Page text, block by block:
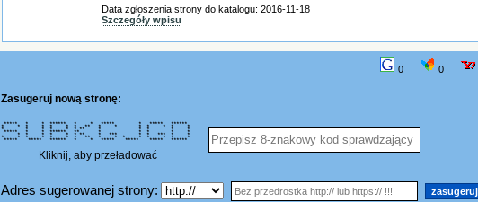
Data zgłoszenia strony do katalogu: 2016-11-18
Szczegóły wpisu
0 0
Zasugeruj nową stronę:
***** * * ****** * * ***** * ***** ******
* * * * * * * ** * * * * * * *
* * * * * * ** * * * * *
***** * * ****** ** * * * * *
* * * * * * ** * *** * * *** * *
* * * * * * * ** * * * * * * * *
***** ***** ****** * * ***** ***** ***** ******
Kliknij, aby przeładować
Adres sugerowanej strony: